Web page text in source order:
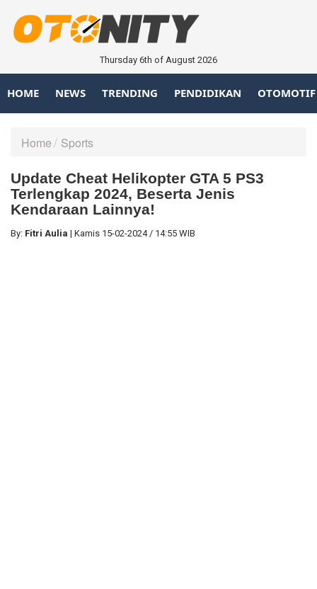
Thursday 6th of August 2026
HOME NEWS TRENDING PENDIDIKAN OTOMOTIF
Home Sports
Update Cheat Helikopter GTA 5 PS3
Terlengkap 2024, Beserta Jenis
Kendaraan Lainnya!
By: Fitri Aulia | Kamis 15-02-2024 / 14:55 WIB